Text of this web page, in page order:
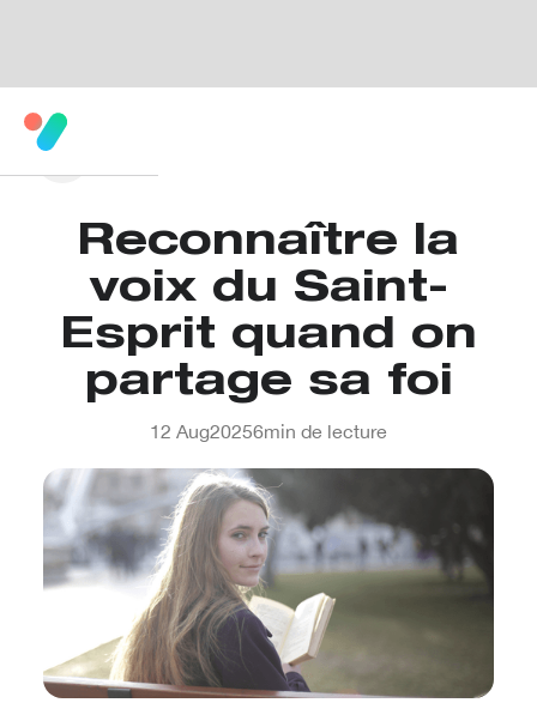
Reconnaître la
voix du Saint-
Esprit quand on
partage sa foi
12 Aug20256min de lecture